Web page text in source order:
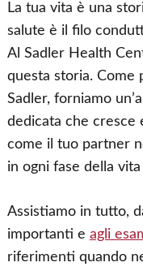
La tua vita è una
salute è il filo
Al Sadler Health
questa storia. Come
Sadler, forniamo
dedicata che cresce
come il tuo partner
in ogni fase della
Assistiamo in tutto,
importanti e agli
riferimenti quando